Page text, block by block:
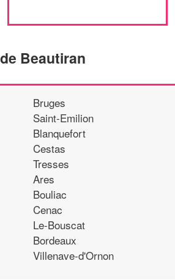
Beautiran
Bruges
Saint-Emilion
Blanquefort
Cestas
Tresses
Ares
Bouliac
Cenac
Le-Bouscat
Bordeaux
Villenave-d'Ornon